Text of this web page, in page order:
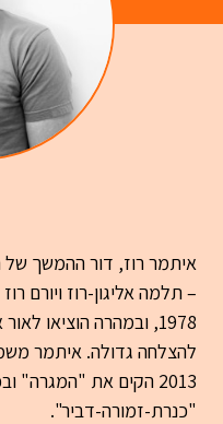
איתמר רוז, דור ההמשך של
– תלמה אליגון-רוז ויורם
1978, ובמהרה הוציאו
להצלחה גדולה. איתמר
2013 הקים את
"כנרת-זמורה-דביר".